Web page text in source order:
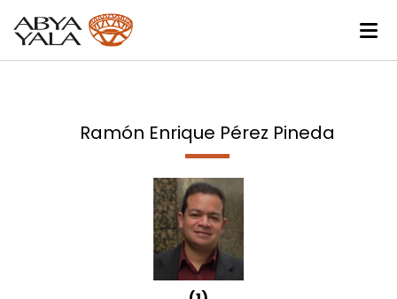
Ramón Enrique Pérez Pineda